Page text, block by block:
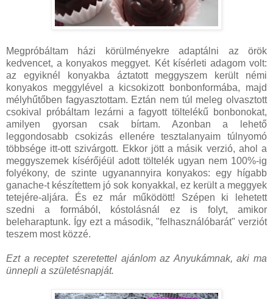
Megpróbáltam házi körülményekre adaptálni az örök
kedvencet, a konyakos meggyet. Két kísérleti adagom volt:
az egyiknél konyakba áztatott meggyszem került némi
konyakos meggylével a kicsokizott bonbonformába, majd
mélyhűtőben fagyasztottam. Eztán nem túl meleg olvasztott
csokival próbáltam lezárni a fagyott töltelékű bonbonokat,
amilyen gyorsan csak bírtam. Azonban a lehető
leggondosabb csokizás ellenére tesztalanyaim túlnyomó
többsége itt-ott szivárgott. Ekkor jött a másik verzió, ahol a
meggyszemek kísérőjéül adott töltelék ugyan nem 100%-ig
folyékony, de szinte ugyanannyira konyakos: egy hígabb
ganache-t készítettem jó sok konyakkal, ez került a meggyek
tetejére-aljára. És ez már működött! Szépen ki lehetett
szedni a formából, kóstolásnál ez is folyt, amikor
beleharaptunk. Így ezt a második, "felhasználóbarát" verziót
teszem most közzé.
Ezt a receptet szeretettel ajánlom az Anyukámnak, aki ma
ünnepli a születésnapját.